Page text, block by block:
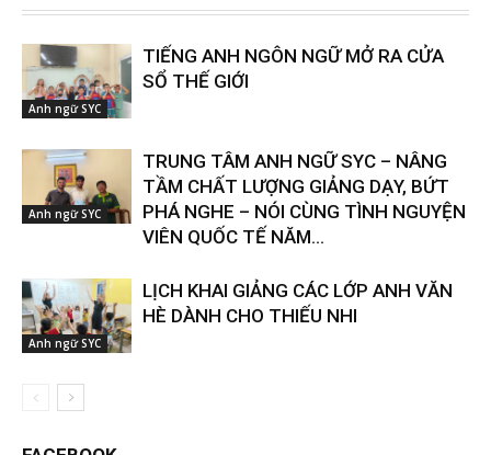
Anh ngữ SYC
TIẾNG ANH NGÔN NGỮ MỞ RA CỬA
SỔ THẾ GIỚI
Anh ngữ SYC
TRUNG TÂM ANH NGỮ SYC – NÂNG
TẦM CHẤT LƯỢNG GIẢNG DẠY, BỨT
PHÁ NGHE – NÓI CÙNG TÌNH NGUYỆN
VIÊN QUỐC TẾ NĂM...
Anh ngữ SYC
LỊCH KHAI GIẢNG CÁC LỚP ANH VĂN
HÈ DÀNH CHO THIẾU NHI